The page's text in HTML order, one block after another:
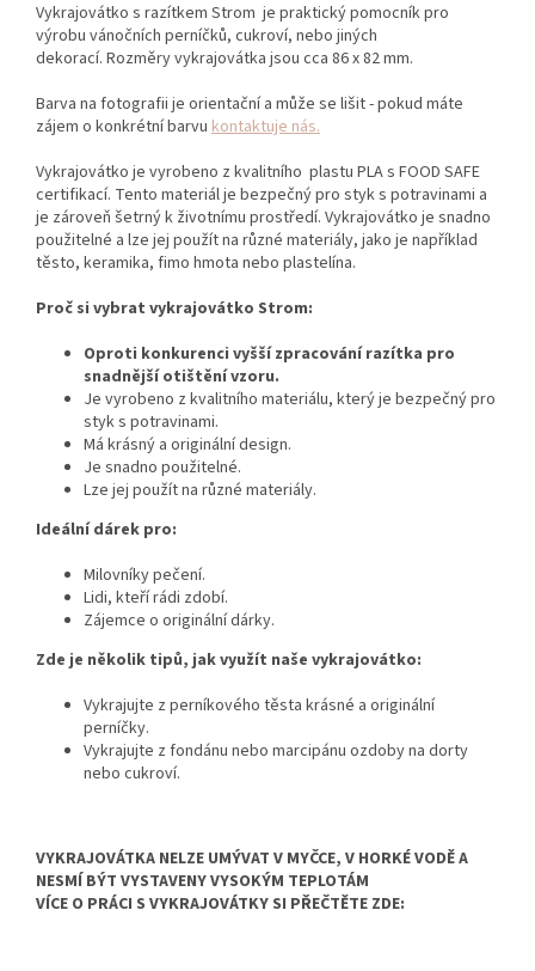
Vykrajovátko s razítkem Strom je praktický pomocník pro
výrobu vánočních perníčků, cukroví, nebo jiných
dekorací. Rozměry vykrajovátka jsou cca 86 x 82 mm.
Barva na fotografii je orientační a může se lišit - pokud máte
zájem o konkrétní barvu kontaktuje nás.
Vykrajovátko je vyrobeno z kvalitního plastu PLA s FOOD SAFE
certifikací. Tento materiál je bezpečný pro styk s potravinami a
je zároveň šetrný k životnímu prostředí. Vykrajovátko je snadno
použitelné a lze jej použít na různé materiály, jako je například
těsto, keramika, fimo hmota nebo plastelína.
Proč si vybrat vykrajovátko Strom:
Oproti konkurenci vyšší zpracování razítka pro
snadnější otištění vzoru.
Je vyrobeno z kvalitního materiálu, který je bezpečný pro
styk s potravinami.
Má krásný a originální design.
Je snadno použitelné.
Lze jej použít na různé materiály.
Ideální dárek pro:
Milovníky pečení.
Lidi, kteří rádi zdobí.
Zájemce o originální dárky.
Zde je několik tipů, jak využít naše vykrajovátko:
Vykrajujte z perníkového těsta krásné a originální
perníčky.
Vykrajujte z fondánu nebo marcipánu ozdoby na dorty
nebo cukroví.
VYKRAJOVÁTKA NELZE UMÝVAT V MYČCE, V HORKÉ VODĚ A
NESMÍ BÝT VYSTAVENY VYSOKÝM TEPLOTÁM
VÍCE O PRÁCI S VYKRAJOVÁTKY SI PŘEČTĚTE ZDE: